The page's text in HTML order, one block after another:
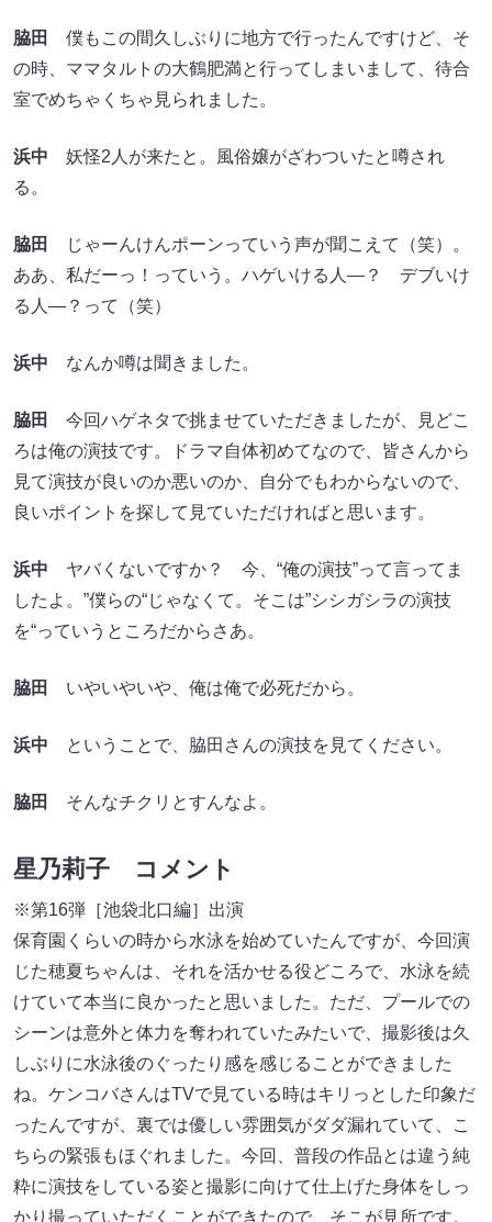
脇田
僕もこの間久しぶりに地方で行ったんですけど、そ
の時、ママタルトの大鶴肥満と行ってしまいまして、待合
室でめちゃくちゃ見られました。
浜中 妖怪2人が来たと。風俗嬢がざわついたと噂され
る。
脇田
じゃーんけんポーンっていう声が聞こえて（笑）。
ああ、私だーっ！っていう。ハゲいける人―？ デブいけ
る人―？って（笑）
浜中 なんか噂は聞きました。
脇田
今回ハゲネタで挑ませていただきましたが、見どこ
ろは俺の演技です。ドラマ自体初めてなので、皆さんから
見て演技が良いのか悪いのか、自分でもわからないので、
良いポイントを探して見ていただければと思います。
浜中 ヤバくないですか？ 今、“俺の演技”って言ってま
したよ。”僕らの“じゃなくて。そこは”シシガシラの演技
を“っていうところだからさあ。
脇田 いやいやいや、俺は俺で必死だから。
浜中 ということで、脇田さんの演技を見てください。
脇田 そんなチクリとすんなよ。
星乃莉子 コメント
※第16弾［池袋北口編］出演
保育園くらいの時から水泳を始めていたんですが、今回演
じた穂夏ちゃんは、それを活かせる役どころで、水泳を続
けていて本当に良かったと思いました。ただ、プールでの
シーンは意外と体力を奪われていたみたいで、撮影後は久
しぶりに水泳後のぐったり感を感じることができました
ね。ケンコバさんはTVで見ている時はキリっとした印象だ
ったんですが、裏では優しい雰囲気がダダ漏れていて、こ
ちらの緊張もほぐれました。今回、普段の作品とは違う純
粋に演技をしている姿と撮影に向けて仕上げた身体をしっ
かり撮っていただくことができたので、そこが見所です。